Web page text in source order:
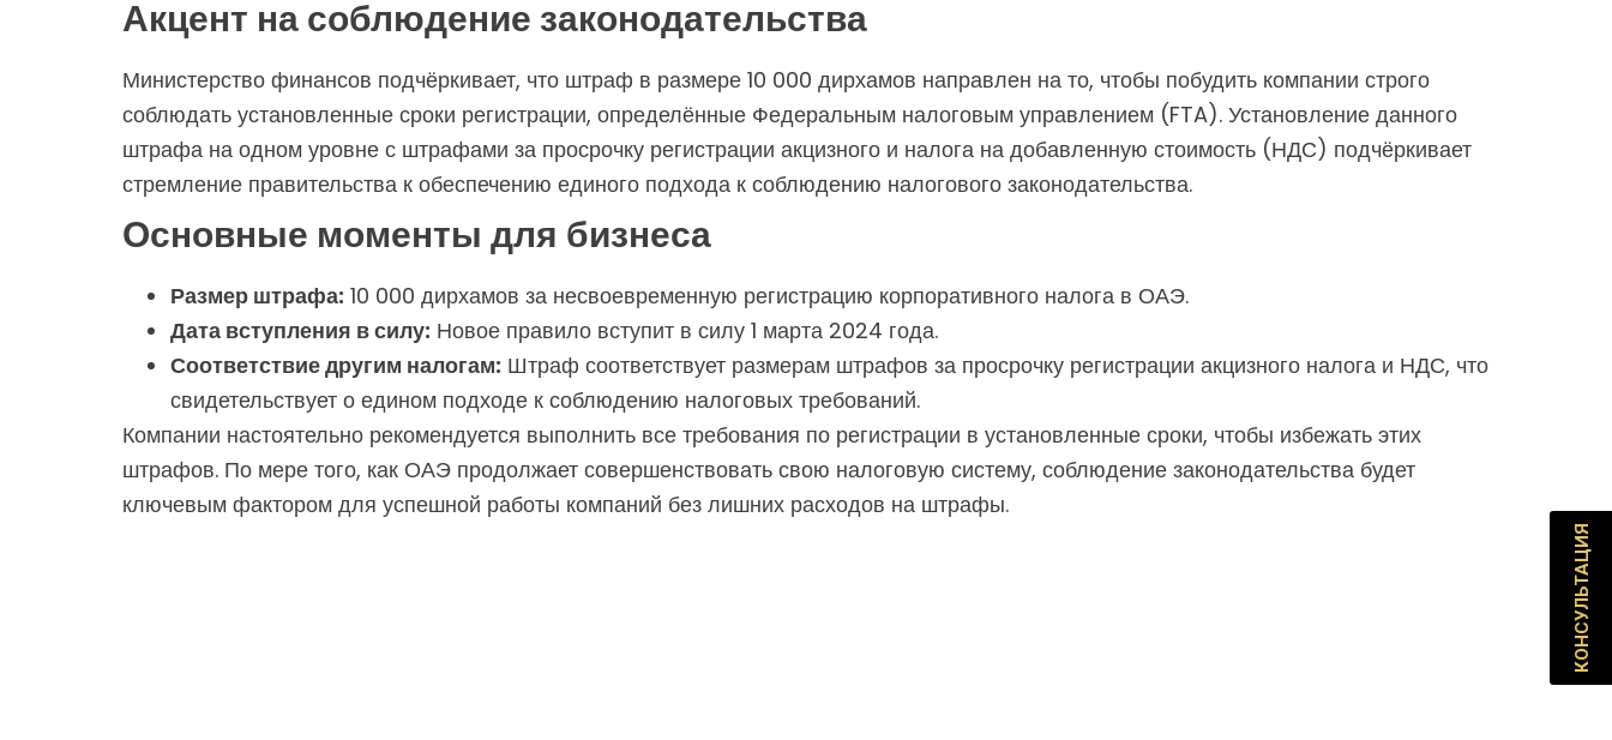
Акцент на соблюдение законодательства
Министерство финансов подчёркивает, что штраф в размере 10 000 дирхамов направлен на то, чтобы побудить компании строго
соблюдать установленные сроки регистрации, определённые Федеральным налоговым управлением (FTA). Установление данного
штрафа на одном уровне с штрафами за просрочку регистрации акцизного и налога на добавленную стоимость (НДС) подчёркивает
стремление правительства к обеспечению единого подхода к соблюдению налогового законодательства.
Основные моменты для бизнеса
Размер штрафа: 10 000 дирхамов за несвоевременную регистрацию корпоративного налога в ОАЭ.
Дата вступления в силу: Новое правило вступит в силу 1 марта 2024 года.
Соответствие другим налогам: Штраф соответствует размерам штрафов за просрочку регистрации акцизного налога и НДС, что
свидетельствует о едином подходе к соблюдению налоговых требований.
Компании настоятельно рекомендуется выполнить все требования по регистрации в установленные сроки, чтобы избежать этих
штрафов. По мере того, как ОАЭ продолжает совершенствовать свою налоговую систему, соблюдение законодательства будет
ключевым фактором для успешной работы компаний без лишних расходов на штрафы.
КОНСУЛЬТАЦИЯ